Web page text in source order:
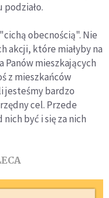
obecnością". Nie
akcji, które miałyby na
Panów mieszkających
z mieszkańców
jesteśmy bardzo
cel. Przede
być i się za nich